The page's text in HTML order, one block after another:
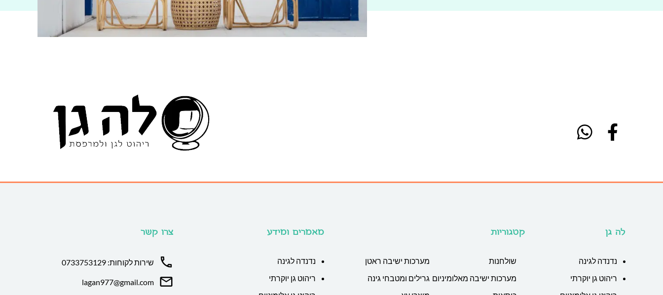
לה גן
נדנדה לגינה
ריהוט גן יוקרתי
קטגוריות
שולחנות
מערכות ישיבה ראטן
מערכות ישיבה מאלומיניום גרילים ומטבחי גינה
מאמרים ומידע
נדנדה לגינה
ריהוט גן יוקרתי
צרו קשר
שירות לקוחות: 0733753129
lagan977@gmail.com